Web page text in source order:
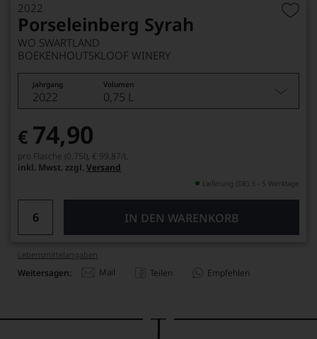
2022
Porseleinberg Syrah
WO SWARTLAND
BOEKENHOUTSKLOOF WINERY
Jahrgang Volumen
2022 0,75 L
€ 74,90
pro Flasche (0.75l), € 99,87/L
inkl. Mwst. zzgl. Versand
Lieferung (DE) 3 - 5 Werktage
IN DEN WARENKORB
Lebensmittel­angaben
Weitersagen: Mail Teilen Empfehlen